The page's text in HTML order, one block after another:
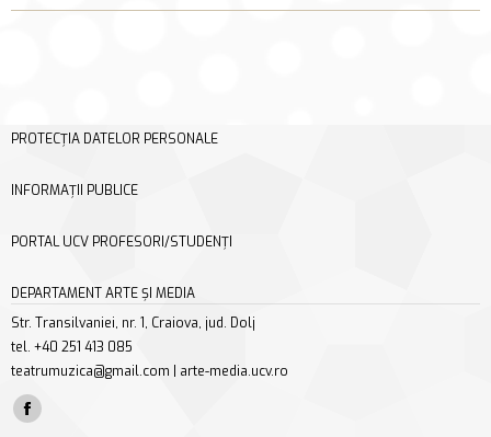
PROTECȚIA DATELOR PERSONALE
INFORMAȚII PUBLICE
PORTAL UCV PROFESORI/STUDENȚI
DEPARTAMENT ARTE ȘI MEDIA
Str. Transilvaniei, nr. 1, Craiova, jud. Dolj
tel. +40 251 413 085
teatrumuzica@gmail.com | arte-media.ucv.ro
Find us on:
Facebook